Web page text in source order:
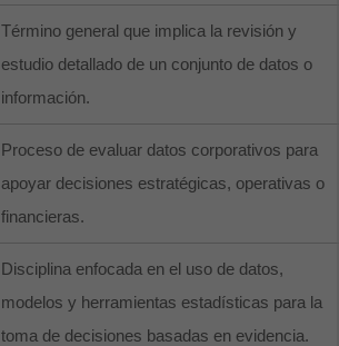
Término general que implica la revisión y
estudio detallado de un conjunto de datos o
información.
Proceso de evaluar datos corporativos para
apoyar decisiones estratégicas, operativas o
financieras.
Disciplina enfocada en el uso de datos,
modelos y herramientas estadísticas para la
toma de decisiones basadas en evidencia.